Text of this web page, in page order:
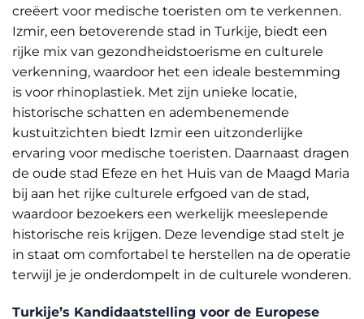
creëert voor medische toeristen om te verkennen.
Izmir, een betoverende stad in Turkije, biedt een
rijke mix van gezondheidstoerisme en culturele
verkenning, waardoor het een ideale bestemming
is voor rhinoplastiek. Met zijn unieke locatie,
historische schatten en adembenemende
kustuitzichten biedt Izmir een uitzonderlijke
ervaring voor medische toeristen. Daarnaast dragen
de oude stad Efeze en het Huis van de Maagd Maria
bij aan het rijke culturele erfgoed van de stad,
waardoor bezoekers een werkelijk meeslepende
historische reis krijgen. Deze levendige stad stelt je
in staat om comfortabel te herstellen na de operatie
terwijl je je onderdompelt in de culturele wonderen.
Turkije’s Kandidaatstelling voor de Europese